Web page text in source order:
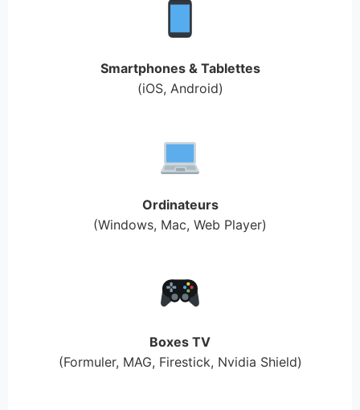
Smartphones & Tablettes
(iOS, Android)
Ordinateurs
(Windows, Mac, Web Player)
Boxes TV
(Formuler, MAG, Firestick, Nvidia Shield)